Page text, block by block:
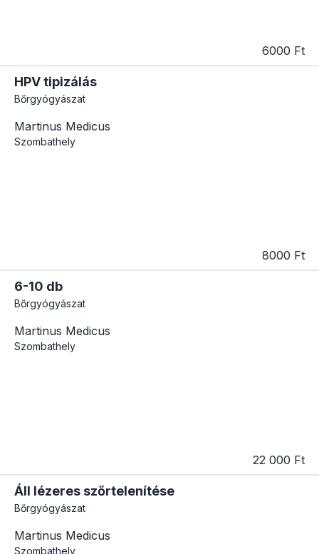
6000 Ft
HPV tipizálás
Bőrgyógyászat
Martinus Medicus
Szombathely
8000 Ft
6-10 db
Bőrgyógyászat
Martinus Medicus
Szombathely
22 000 Ft
Áll lézeres szőrtelenítése
Bőrgyógyászat
Martinus Medicus
Szombathely